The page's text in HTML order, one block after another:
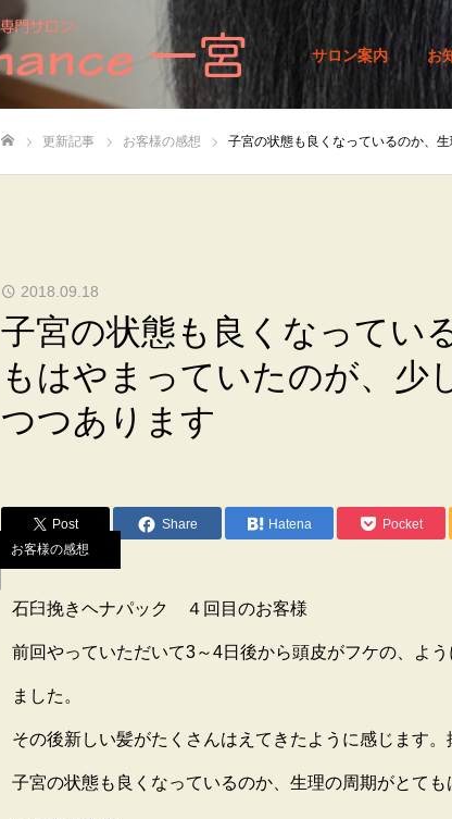
サロン案内 お
更新記事 お客様の感想 子宮の状態も良くなっているのか、生理
2018.09.18
子宮の状態も良くなってい
もはやまっていたのが、少
つつあります
お客様の感想
Post Share Hatena Pocket
石臼挽きヘナパック ４回目のお客様
前回やっていただいて3～4日後から頭皮がフケの、よ
ました。
その後新しい髪がたくさんはえてきたように感じます。
子宮の状態も良くなっているのか、生理の周期がとて